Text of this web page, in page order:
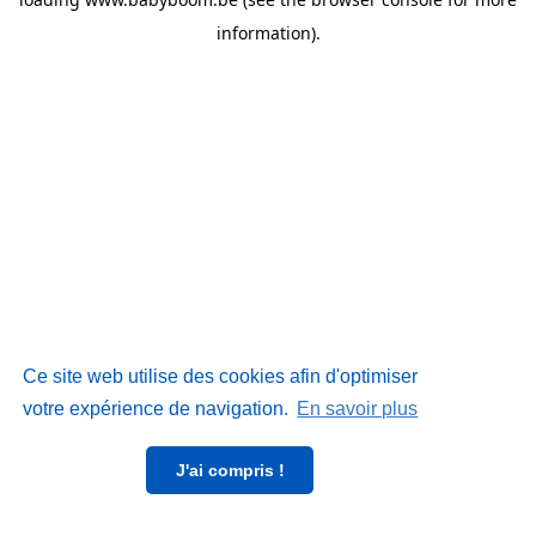
Ce site web utilise des cookies afin d'optimiser
votre expérience de navigation. En savoir plus
J'ai compris !
information).